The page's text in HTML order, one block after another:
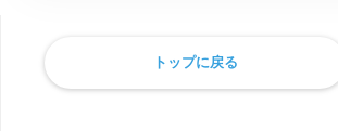
トップに戻る